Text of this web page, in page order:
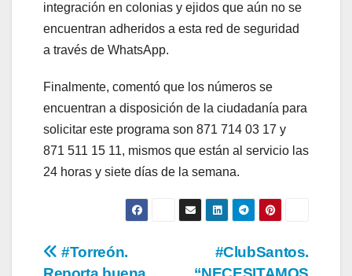
integración en colonias y ejidos que aún no se
encuentran adheridos a esta red de seguridad
a través de WhatsApp.
Finalmente, comentó que los números se
encuentran a disposición de la ciudadanía para
solicitar este programa son 871 714 03 17 y
871 511 15 11, mismos que están al servicio las
24 horas y siete días de la semana.
Navegación
#ClubSantos.
#Torreón.